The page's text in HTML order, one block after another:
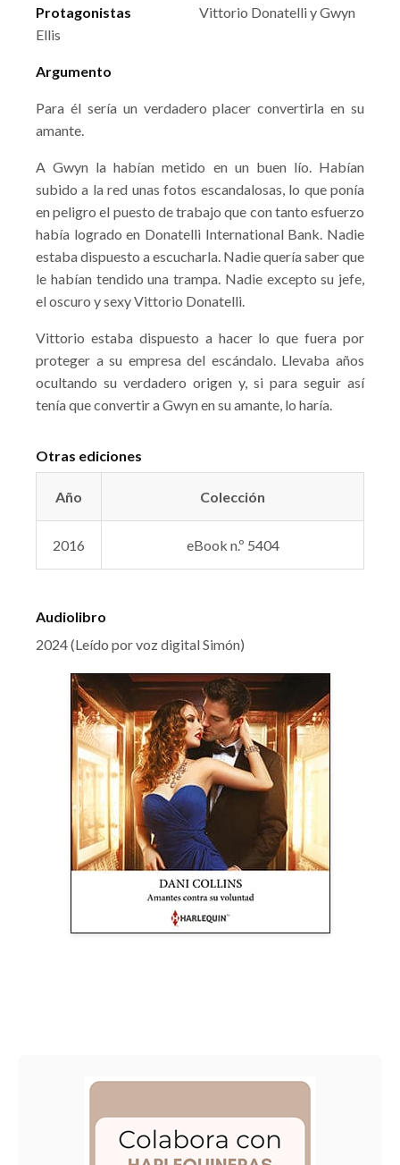
Protagonistas
Vittorio Donatelli y Gwyn
Ellis
Argumento
Para él sería un verdadero placer convertirla en su
amante.
A Gwyn la habían metido en un buen lío. Habían
subido a la red unas fotos escandalosas, lo que ponía
en peligro el puesto de trabajo que con tanto esfuerzo
había logrado en Donatelli International Bank. Nadie
estaba dispuesto a escucharla. Nadie quería saber que
le habían tendido una trampa. Nadie excepto su jefe,
el oscuro y sexy Vittorio Donatelli.
Vittorio estaba dispuesto a hacer lo que fuera por
proteger a su empresa del escándalo. Llevaba años
ocultando su verdadero origen y, si para seguir así
tenía que convertir a Gwyn en su amante, lo haría.
Otras ediciones
Año Colección
2016 eBook n.º 5404
Audiolibro
2024 (Leído por voz digital Simón)